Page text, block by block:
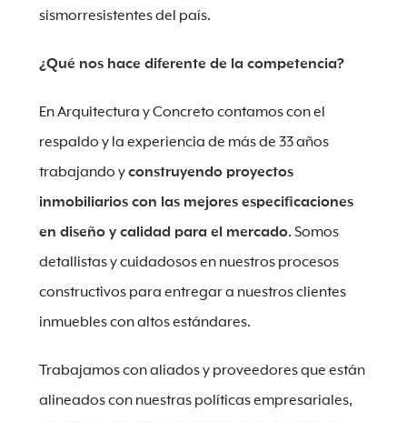
sismorresistentes del país.
¿Qué nos hace diferente de la competencia?
En Arquitectura y Concreto contamos con el
respaldo y la experiencia de más de 33 años
trabajando yconstruyendo proyectos
inmobiliarios con las mejores especificaciones
en diseño y calidad para el mercado. Somos
detallistas y cuidadosos en nuestros procesos
constructivos para entregar a nuestros clientes
inmuebles con altos estándares.
Trabajamos con aliados y proveedores que están
alineados con nuestras políticas empresariales,